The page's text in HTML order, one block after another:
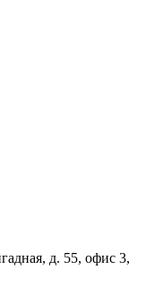
д. 55, офис 3,